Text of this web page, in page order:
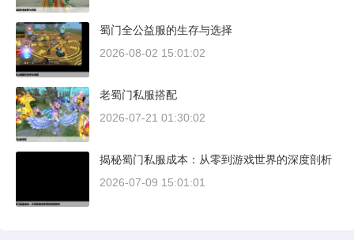
蜀门全公益服的生存与选择
2026-08-02 15:01:02
老蜀门私服搭配
2026-07-21 01:30:02
揭秘蜀门私服成本：从零到游戏世界的深度剖析
2026-07-09 15:01:01